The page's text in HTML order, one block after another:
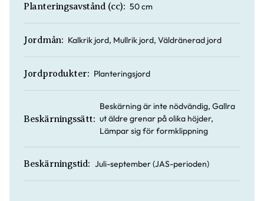
Planteringsavstånd (cc): 50 cm
Jordmån: Kalkrik jord, Mullrik jord, Väldränerad jord
Jordprodukter: Planteringsjord
Beskärningssätt:
Beskärning är inte nödvändig, Gallra
ut äldre grenar på olika höjder,
Lämpar sig för formklippning
Beskärningstid: Juli-september (JAS-perioden)